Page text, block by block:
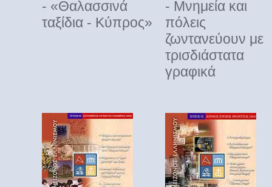
- «Θαλασσινά
ταξίδια - Κύπρος»
- Mνημεία και
πόλεις
ζωντανεύουν με
τρισδιάστατα
γραφικά